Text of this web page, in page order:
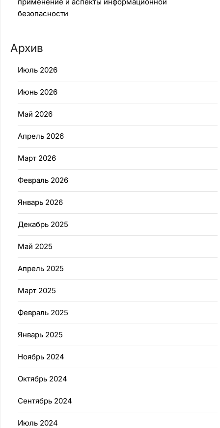
безопасности
Архив
Июль 2026
Июнь 2026
Май 2026
Апрель 2026
Март 2026
Февраль 2026
Январь 2026
Декабрь 2025
Май 2025
Апрель 2025
Март 2025
Февраль 2025
Январь 2025
Ноябрь 2024
Октябрь 2024
Сентябрь 2024
Июль 2024